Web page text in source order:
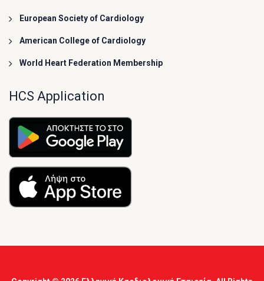
European Society of Cardiology
American College of Cardiology
World Heart Federation Membership
HCS Application